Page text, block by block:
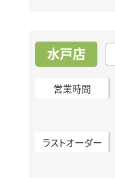
水戸店
営業時間
ラストオーダー